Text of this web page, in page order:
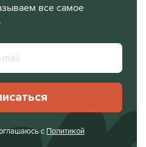
все самое
с Политикой